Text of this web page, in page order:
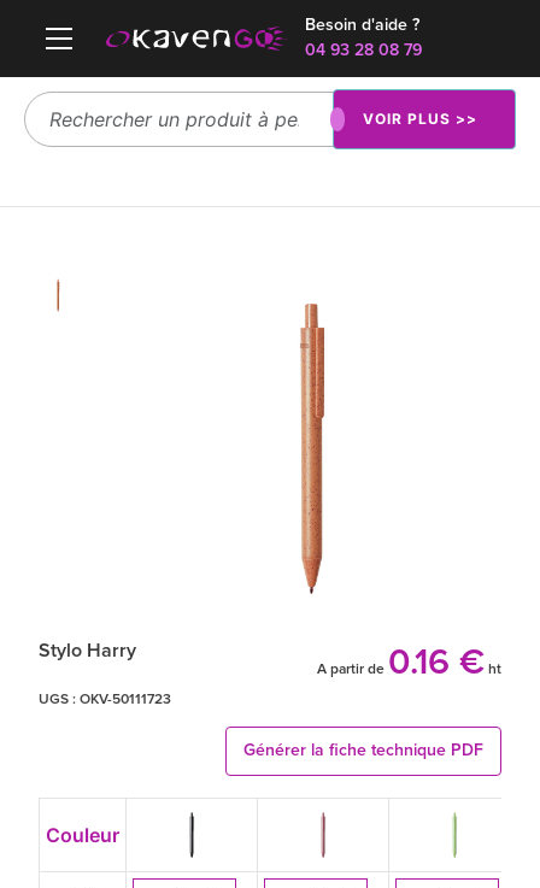
Besoin d'aide ?
04 93 28 08 79
VOIR PLUS >>
Stylo Harry
A partir de 0.16 € ht
UGS : OKV-50111723
Générer la fiche technique PDF
Couleur